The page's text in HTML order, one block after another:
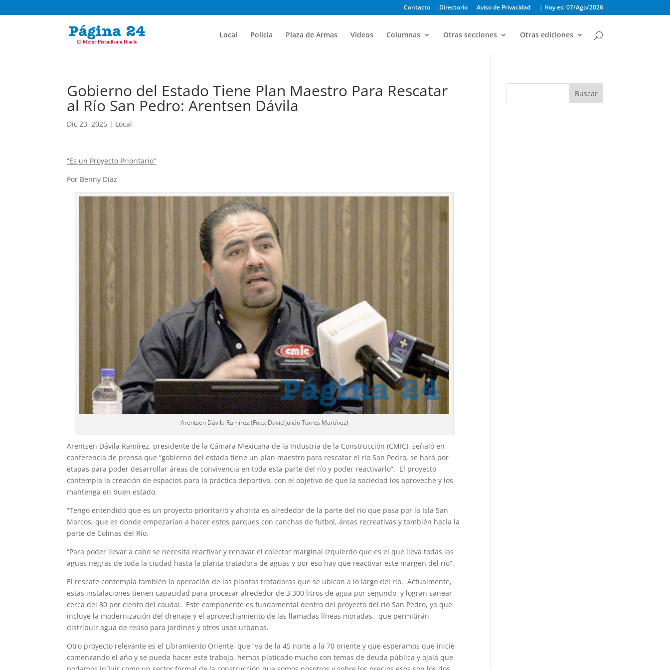
Contacto Directorio Aviso de Privacidad | Hoy es: 07/Ago/2026
Local Policía Plaza de Armas Videos Columnas Otras secciones Otras ediciones
Gobierno del Estado Tiene Plan Maestro Para Rescatar
al Río San Pedro: Arentsen Dávila
Dic 23, 2025 | Local
“Es un Proyecto Prioritario”
Por Benny Díaz
Arentsen Dávila Ramírez (Foto: David Julián Torres Martínez)
Arentsen Dávila Ramírez, presidente de la Cámara Mexicana de la Industria de la Construcción (CMIC), señaló en
conferencia de prensa que “gobierno del estado tiene un plan maestro para rescatar el río San Pedro, se hará por
etapas para poder desarrollar áreas de convivencia en toda esta parte del río y poder reactivarlo”. El proyecto
contempla la creación de espacios para la práctica deportiva, con el objetivo de que la sociedad los aproveche y los
mantenga en buen estado.
“Tengo entendido que es un proyecto prioritario y ahorita es alrededor de la parte del río que pasa por la Isla San
Marcos, que es donde empezarían a hacer estos parques con canchas de futbol, áreas recreativas y también hacia la
parte de Colinas del Río.
“Para poder llevar a cabo se necesita reactivar y renovar el colector marginal izquierdo que es el que lleva todas las
aguas negras de toda la ciudad hasta la planta tratadora de aguas y por eso hay que reactivar este margen del río”.
El rescate contempla también la operación de las plantas tratadoras que se ubican a lo largo del río. Actualmente,
estas instalaciones tienen capacidad para procesar alrededor de 3,300 litros de agua por segundo, y logran sanear
cerca del 80 por ciento del caudal. Este componente es fundamental dentro del proyecto del río San Pedro, ya que
incluye la modernización del drenaje y el aprovechamiento de las llamadas líneas moradas, que permitirán
distribuir agua de reúso para jardines y otros usos urbanos.
Otro proyecto relevante es el Libramiento Oriente, que “va de la 45 norte a la 70 oriente y que esperamos que inicie
comenzando el año y se pueda hacer este trabajo, hemos platicado mucho con temas de deuda pública y ojalá que
Buscar